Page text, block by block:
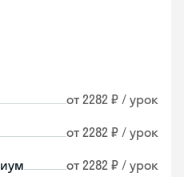
от 2282 ₽ / урок
от 2282 ₽ / урок
от 2282 ₽ / урок